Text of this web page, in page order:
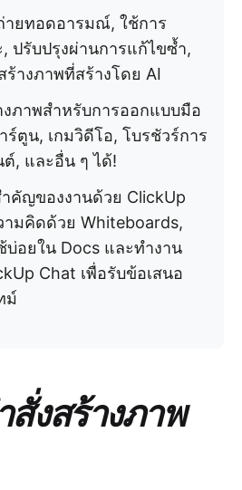
ายทอดอารมณ์, ใช้การ
ปรับปรุงผ่านการแก้ไขซ้ำ,
ร้างภาพที่สร้างโดย AI
ภาพสำหรับการออกแบบมือ
ร์ตูน, เกมวิดีโอ, โบรชัวร์การ
ต์, และอื่น ๆ ได้!
คัญของงานด้วย ClickUp
ามคิดด้วย Whiteboards,
บ่อยใน Docs และทำงาน
Chat เพื่อรับข้อเสนอ
ม์
งสร้างภาพ